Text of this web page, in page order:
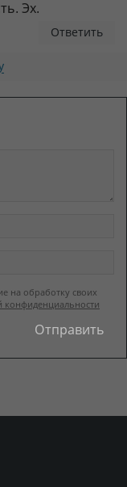
Эх.
Ответить
на обработку своих
конфиденциальности